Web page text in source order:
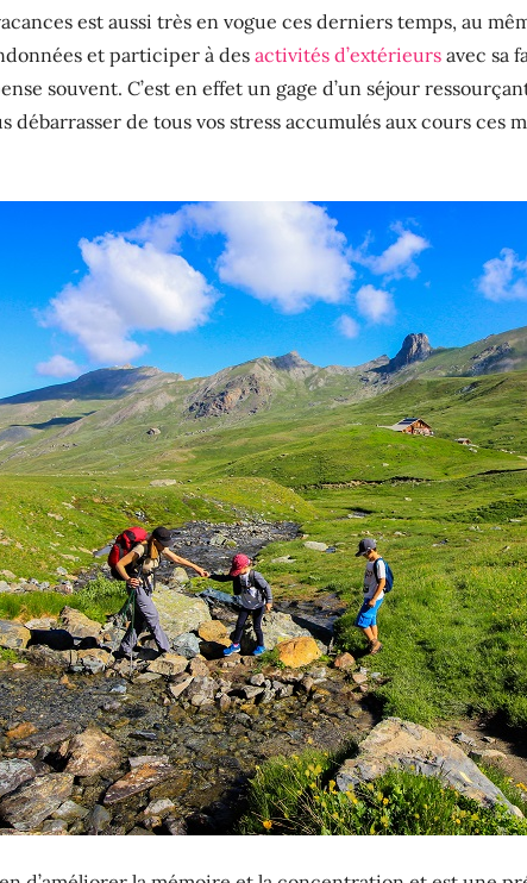
est aussi très en vogue ces derniers temps, au
et participer à des activités d’extérieurs avec sa
souvent. C’est en effet un gage d’un séjour
débarrasser de tous vos stress accumulés aux cours ces